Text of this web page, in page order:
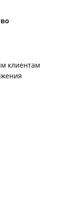
клиентам